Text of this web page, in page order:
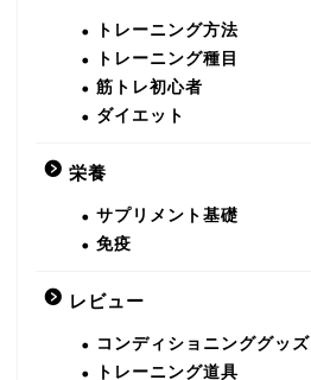
トレーニング方法
トレーニング種目
筋トレ初心者
ダイエット
栄養
サプリメント基礎
免疫
レビュー
コンディショニンググッズ
トレーニング道具